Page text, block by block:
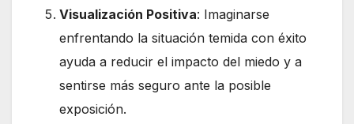
Visualización Positiva: Imaginarse
enfrentando la situación temida con éxito
ayuda a reducir el impacto del miedo y a
sentirse más seguro ante la posible
exposición.